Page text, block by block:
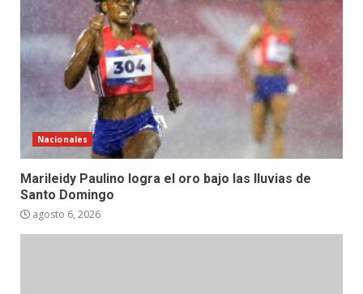
Nacionales
Marileidy Paulino logra el oro bajo las lluvias de
Santo Domingo
agosto 6, 2026